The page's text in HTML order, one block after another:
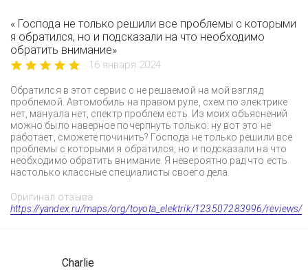
« Господа не только решили все проблемы с которыми
я обратился, но и подсказали на что необходимо
обратить внимание»
16 января 2024
Обратился в этот сервис с не решаемой на мой взгляд
проблемой. Автомобиль на правом руле, схем по электрике
нет, мануала нет, спектр проблем есть. Из моих объяснений
можно было наверное почерпнуть только: ну вот это не
работает, сможете починить? Господа не только решили все
проблемы с которыми я обратился, но и подсказали на что
необходимо обратить внимание. Я невероятно рад что есть
настолько классные специалисты своего дела.
Оригинал отзыва:
https://yandex.ru/maps/org/toyota_elektrik/123507283996/reviews/
Charlie